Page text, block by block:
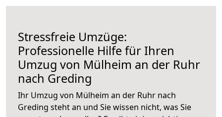
Stressfreie Umzüge:
Professionelle Hilfe für Ihren
Umzug von Mülheim an der Ruhr
nach Greding
Ihr Umzug von Mülheim an der Ruhr nach
Greding steht an und Sie wissen nicht, was Sie